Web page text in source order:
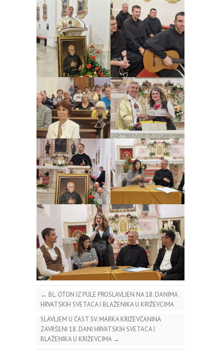
← BL. OTON IZ PULE PROSLAVLJEN NA 18. DANIMA
HRVATSKIH SVETACA I BLAŽENIKA U KRIŽEVCIMA
SLAVLJEM U ČAST SV. MARKA KRIŽEVČANINA
ZAVRŠENI 18. DANI HRVATSKIH SVETACA I
BLAŽENIKA U KRIŽEVCIMA →